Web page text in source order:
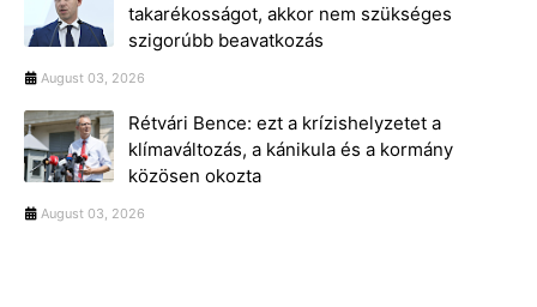
takarékosságot, akkor nem szükséges
szigorúbb beavatkozás
August 03, 2026
Rétvári Bence: ezt a krízishelyzetet a
klímaváltozás, a kánikula és a kormány
közösen okozta
August 03, 2026